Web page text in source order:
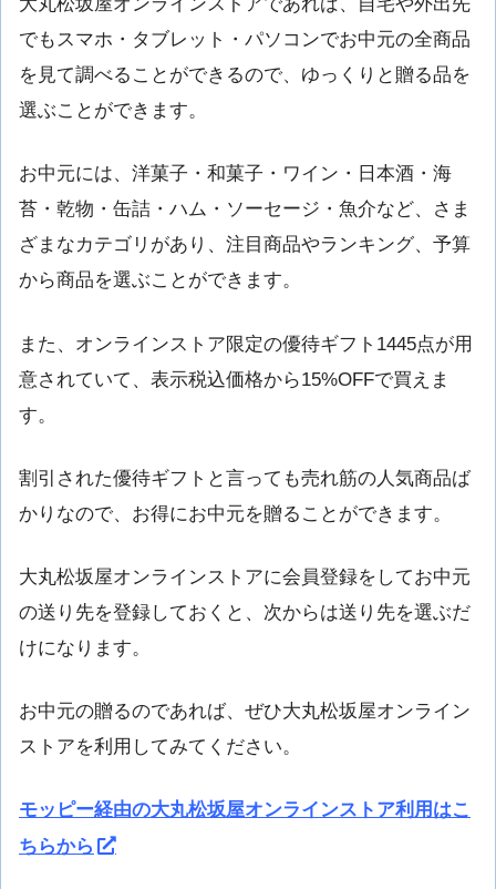
でもスマホ・タブレット・パソコンでお中元の全商品
を見て調べることができるので、ゆっくりと贈る品を
選ぶことができます。
お中元には、洋菓子・和菓子・ワイン・日本酒・海
苔・乾物・缶詰・ハム・ソーセージ・魚介など、さま
ざまなカテゴリがあり、注目商品やランキング、予算
から商品を選ぶことができます。
また、オンラインストア限定の優待ギフト1445点が用
意されていて、表示税込価格から15%OFFで買えま
す。
割引された優待ギフトと言っても売れ筋の人気商品ば
かりなので、お得にお中元を贈ることができます。
大丸松坂屋オンラインストアに会員登録をしてお中元
の送り先を登録しておくと、次からは送り先を選ぶだ
けになります。
お中元の贈るのであれば、ぜひ大丸松坂屋オンライン
ストアを利用してみてください。
モッピー経由の大丸松坂屋オンラインストア利用はこ
ちらから